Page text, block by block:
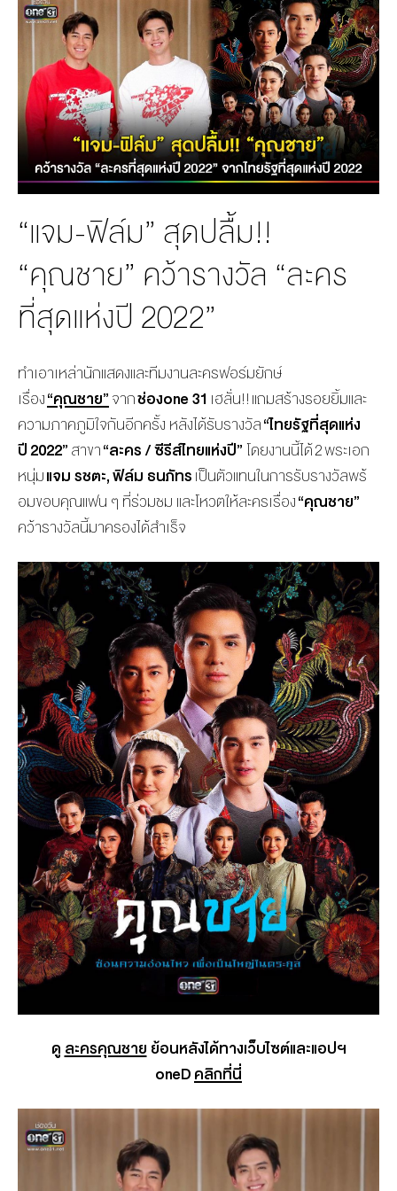
BOARD OF
DIRECTORS
MANAGEMENT
TEAM
ORGANIZATION
CHART
AWARDS
ACTS
STUDIO
“แจม-ฟิล์ม” สุดปลื้ม!!
“คุณชาย” คว้ารางวัล “ละคร
ที่สุดแห่งปี 2022”
ทำเอาเหล่านักแสดงและทีมงานละครฟอร์มยักษ์
เรื่อง“คุณชาย”จากช่องone 31 เฮลั่น!!แถมสร้างรอยยิ้มและ
ความภาคภูมิใจกันอีกครั้ง หลังได้รับรางวัล“ไทยรัฐที่สุดแห่ง
ปี2022”สาขา“ละคร / ซีรีส์ไทยแห่งปี”โดยงานนี้ได้2พระเอก
หนุ่มแจม รชตะ,ฟิล์ม ธนภัทรเป็นตัวแทนในการรับรางวัลพร้
อมขอบคุณแฟน ๆ ที่ร่วมชม และโหวตให้ละครเรื่อง“คุณชาย”
คว้ารางวัลนี้มาครองได้สำเร็จ
ดูละครคุณชายย้อนหลังได้ทางเว็บไซต์และแอปฯ
oneDคลิกที่นี่